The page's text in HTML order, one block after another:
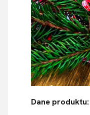
Dane produktu: